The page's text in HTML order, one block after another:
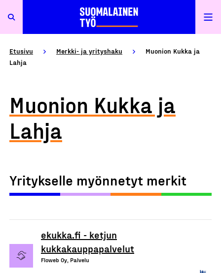
Etusivu Merkki- ja yrityshaku
Muonion Kukka ja
Lahja
Muonion Kukka ja
Lahja
Yritykselle myönnetyt merkit
ekukka.fi - ketjun
kukkakauppapalvelut
Floweb Oy, Palvelu